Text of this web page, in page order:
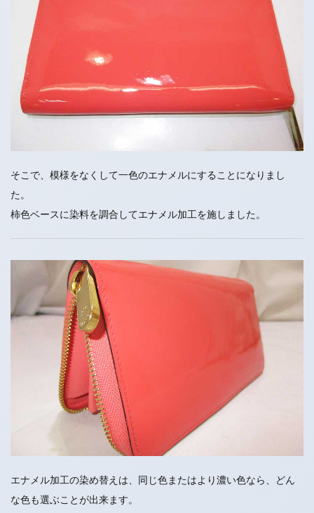
そこで、模様をなくして一色のエナメルにすることになりまし
た。
柿色ベースに染料を調合してエナメル加工を施しました。
エナメル加工の染め替えは、同じ色またはより濃い色なら、どん
な色も選ぶことが出来ます。